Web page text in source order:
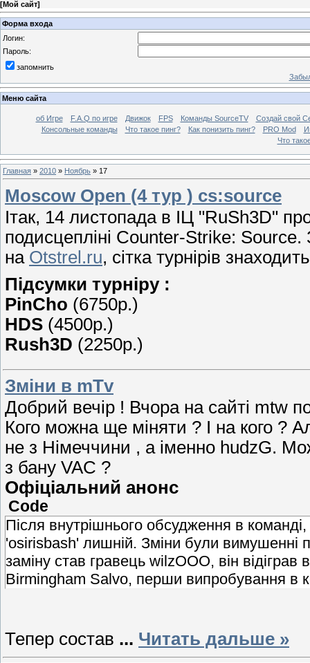
[Мой сайт]
Форма входа
Логин:
Пароль:
запомнить
Меню сайта
об Игре F.A.Q по игре Движок FPS Команды SourceTV
Создай свой
Консольные команды
Что такое пинг? Как понизить пинг? PRO Mod
Что
Главная » 2010 » Ноябрь » 17
Moscow Open (4 тур ) cs:source
Ітак, 14 листопада в ІЦ "RuSh3D"
подисцепліні Counter-Strike:
на Otstrel.ru, сітка турнірів
Підсумки турніру :
PinCho (6750р.)
HDS (4500р.)
Rush3D (2250р.)
Зміни в mTv
Добрий вечір ! Вчора на сайті mtw
Кого можна ще міняти ? І на кого ?
не з Німеччини , а іменно hudzG.
з бану VAC ?
Офіціальний анонс
Code
Після внутрішнього обсудження в
'osirisbash' лишній. Зміни були вимушенні
заміну став гравець wilzOOO, він
Birmingham Salvo, перши випробування в
Тепер состав ... Читать дальше »